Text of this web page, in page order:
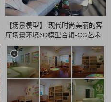
【场景模型】-现代时尚美丽的客
厅场景环境3D模型合辑-CG艺术
社